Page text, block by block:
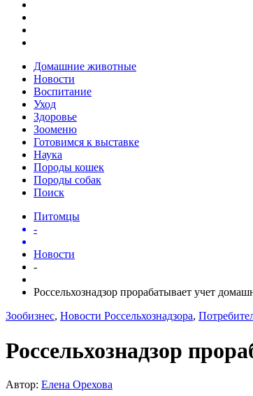
Домашние животные
Новости
Воспитание
Уход
Здоровье
Зооменю
Готовимся к выставке
Наука
Породы кошек
Породы собак
Поиск
Питомцы
-
Новости
-
Россельхознадзор прорабатывает учет
Зообизнес, Новости Россельхознадзора,
Россельхознадзор
Автор: Елена Орехова